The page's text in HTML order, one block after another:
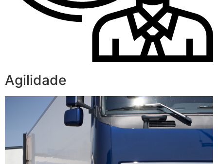
Agilidade